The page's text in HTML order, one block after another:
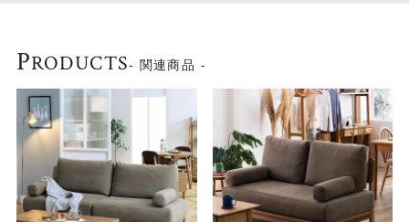
身体全体が自然と包み込まれるような安心感を味わえま
PRODUCTS- 関連商品 -